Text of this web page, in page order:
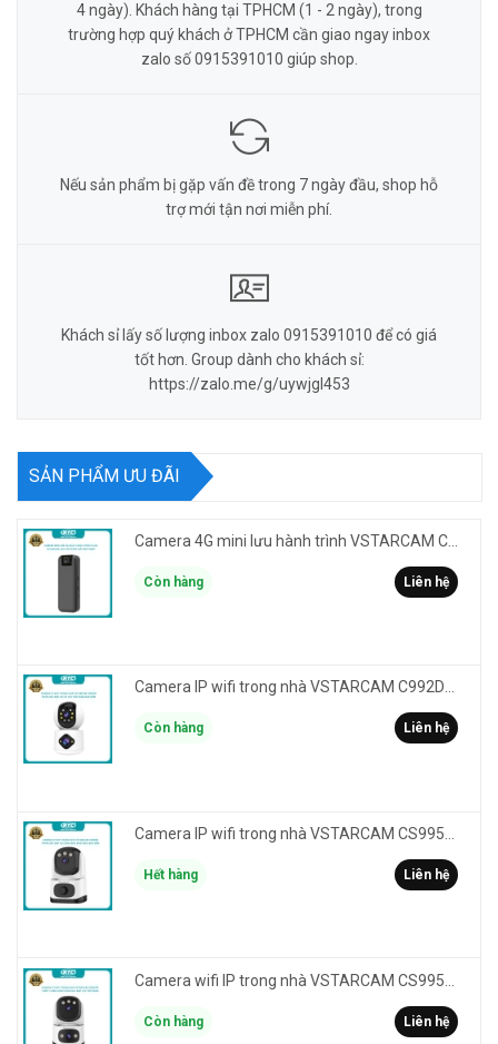
4 ngày). Khách hàng tại TPHCM (1 - 2 ngày), trong
trường hợp quý khách ở TPHCM cần giao ngay inbox
zalo số 0915391010 giúp shop.
Nếu sản phẩm bị gặp vấn đề trong 7 ngày đầu, shop hỗ
trợ mới tận nơi miễn phí.
Khách sỉ lấy số lượng inbox zalo 0915391010 để có giá
tốt hơn. Group dành cho khách sỉ:
https://zalo.me/g/uywjgl453
SẢN PHẨM ƯU ĐÃI
Còn hàng Liên hệ
Camera IP wifi trong nhà VSTARCAM C992DR phân giải HD 2MP 2 màn hình - báo động, đàm thoại, có màu
Còn hàng Liên hệ
Hết hàng Liên hệ
Còn hàng Liên hệ